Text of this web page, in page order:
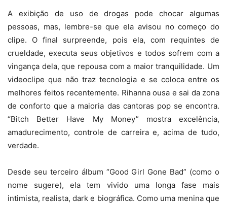
A exibição de uso de drogas pode chocar algumas
pessoas, mas, lembre-se que ela avisou no começo do
clipe. O final surpreende, pois ela, com requintes de
crueldade, executa seus objetivos e todos sofrem com a
vingança dela, que repousa com a maior tranquilidade. Um
videoclipe que não traz tecnologia e se coloca entre os
melhores feitos recentemente. Rihanna ousa e sai da zona
de conforto que a maioria das cantoras pop se encontra.
“Bitch Better Have My Money” mostra excelência,
amadurecimento, controle de carreira e, acima de tudo,
verdade.
Desde seu terceiro álbum “Good Girl Gone Bad” (como o
nome sugere), ela tem vivido uma longa fase mais
intimista, realista, dark e biográfica. Como uma menina que